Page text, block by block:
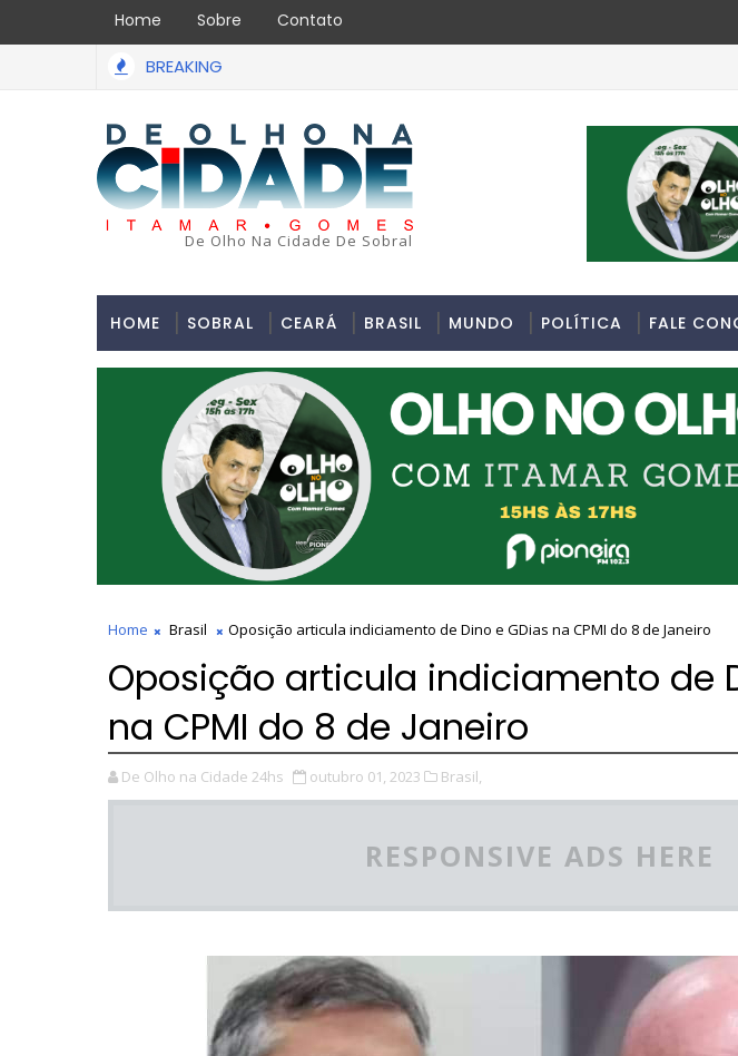
Home Sobre Contato
BREAKING
De Olho Na Cidade De Sobral
HOME SOBRAL CEARÁ BRASIL MUNDO POLÍTICA FALE
Home Brasil Oposição articula indiciamento de Dino e GDias na CPMI do 8 de Janeiro
Oposição articula indiciamento de
na CPMI do 8 de Janeiro
De Olho na Cidade 24hs outubro 01, 2023 Brasil,
RESPONSIVE ADS HERE